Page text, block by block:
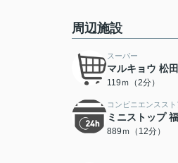
周辺施設
スーパー
マルキョウ 松
119ｍ（2分）
コンビニエンススト
ミニストップ
889ｍ（12分）